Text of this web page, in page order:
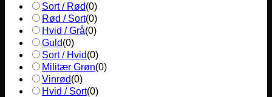
Sort / Rød(0)
Rød / Sort(0)
Hvid / Grå(0)
Guld(0)
Sort / Hvid(0)
Militær Grøn(0)
Vinrød(0)
Hvid / Sort(0)